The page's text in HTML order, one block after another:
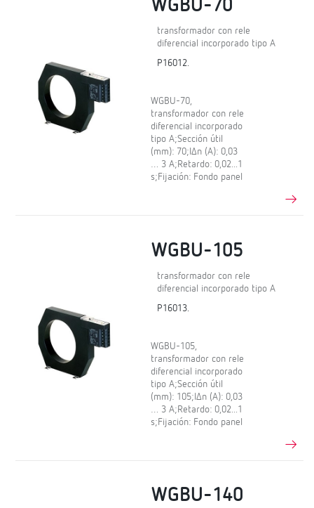
WGBU-70
transformador con rele
diferencial incorporado tipo A
P16012.
WGBU-70,
transformador con rele
diferencial incorporado
tipo A;Sección útil
(mm): 70;IΔn (A): 0,03
… 3 A;Retardo: 0,02...1
s;Fijación: Fondo panel
WGBU-105
transformador con rele
diferencial incorporado tipo A
P16013.
WGBU-105,
transformador con rele
diferencial incorporado
tipo A;Sección útil
(mm): 105;IΔn (A): 0,03
… 3 A;Retardo: 0,02...1
s;Fijación: Fondo panel
WGBU-140